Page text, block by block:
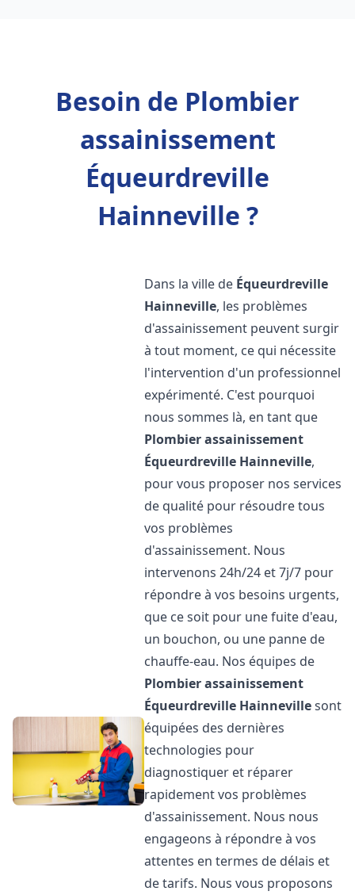
Besoin de Plombier
assainissement
Équeurdreville
Hainneville ?
Dans la ville de Équeurdreville
Hainneville, les problèmes
d'assainissement peuvent surgir
à tout moment, ce qui nécessite
l'intervention d'un professionnel
expérimenté. C'est pourquoi
nous sommes là, en tant que
Plombier assainissement
Équeurdreville Hainneville,
pour vous proposer nos services
de qualité pour résoudre tous
vos problèmes
d'assainissement. Nous
intervenons 24h/24 et 7j/7 pour
répondre à vos besoins urgents,
que ce soit pour une fuite d'eau,
un bouchon, ou une panne de
chauffe-eau. Nos équipes de
Plombier assainissement
Équeurdreville Hainnevillesont
équipées des dernières
technologies pour
diagnostiquer et réparer
rapidement vos problèmes
d'assainissement. Nous nous
engageons à répondre à vos
attentes en termes de délais et
de tarifs. Nous vous proposons